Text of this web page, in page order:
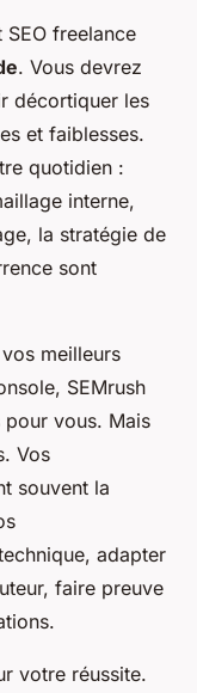
freelance
. Vous devrez
décortiquer les
et faiblesses.
quotidien :
interne,
la stratégie de
sont
meilleurs
SEMrush
vous. Mais
Vos
souvent la
adapter
faire preuve
votre réussite.